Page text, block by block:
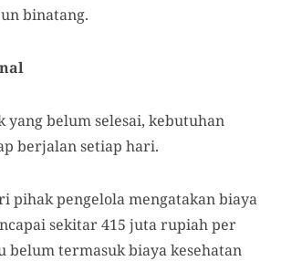
binatang.
yang belum selesai, kebutuhan
berjalan setiap hari.
pihak pengelola mengatakan biaya
sekitar 415 juta rupiah per
belum termasuk biaya kesehatan